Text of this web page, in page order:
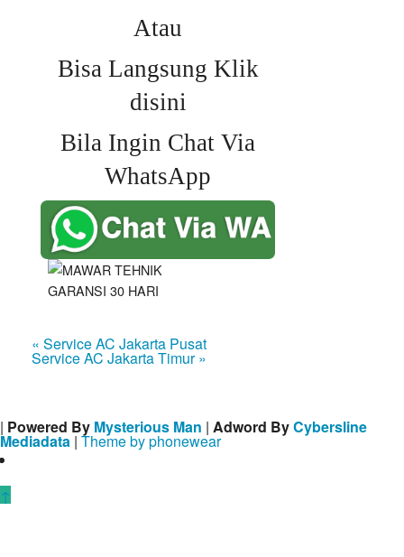
Atau
Bisa Langsung Klik
disini
Bila Ingin Chat Via
WhatsApp
« Service AC Jakarta Pusat
Service AC Jakarta Timur »
| Powered By Mysterious Man | Adword ByCybersline
Mediadata | Theme by phonewear
↑